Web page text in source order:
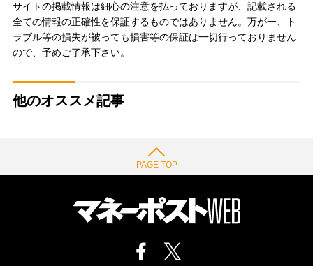
サイトの掲載情報は細心の注意を払っておりますが、記載される
全ての情報の正確性を保証するものではありません。万が一、ト
ラブル等の損失が被っても損害等の保証は一切行っておりません
ので、予めご了承下さい。
他のオススメ記事
PAGE TOP